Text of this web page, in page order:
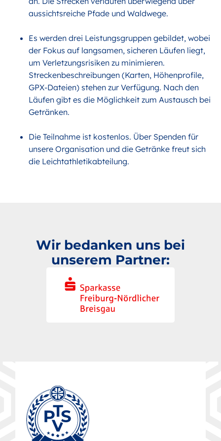
aussichtsreiche Pfade und Waldwege.
Es werden drei Leistungsgruppen gebildet, wobei
der Fokus auf langsamen, sicheren Läufen liegt,
um Verletzungsrisiken zu minimieren.
Streckenbeschreibungen (Karten, Höhenprofile,
GPX-Dateien) stehen zur Verfügung. Nach den
Läufen gibt es die Möglichkeit zum Austausch bei
Getränken.
Die Teilnahme ist kostenlos. Über Spenden für
unsere Organisation und die Getränke freut sich
die Leichtathletikabteilung.
Wir bedanken uns bei
unserem Partner: